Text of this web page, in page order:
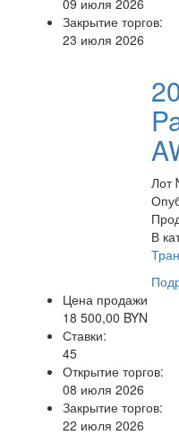
09 июля 2026
Закрытие торгов:
23 июля 2026
Лот
В
Цена продажи
18 500,00 BYN
Ставки:
45
Открытие торгов:
08 июля 2026
Закрытие торгов:
22 июля 2026